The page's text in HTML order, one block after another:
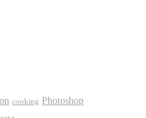
cooking Photoshop